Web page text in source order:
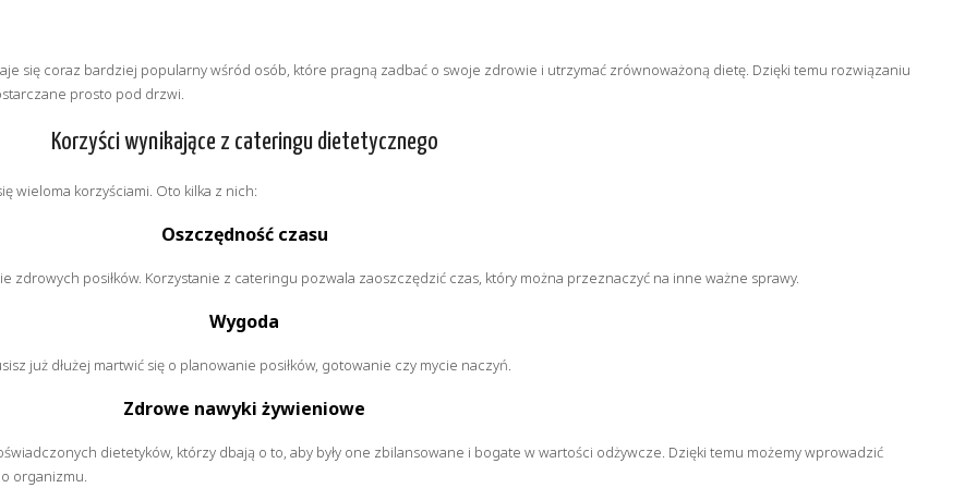
się coraz bardziej popularny wśród osób, które pragną zadbać o swoje zdrowie i utrzymać zrównoważoną dietę. Dzięki temu rozwiązaniu
prosto pod drzwi.
Korzyści wynikające z cateringu dietetycznego
wieloma korzyściami. Oto kilka z nich:
Oszczędność czasu
posiłków. Korzystanie z cateringu pozwala zaoszczędzić czas, który można przeznaczyć na inne ważne sprawy.
Wygoda
już dłużej martwić się o planowanie posiłków, gotowanie czy mycie naczyń.
Zdrowe nawyki żywieniowe
dietetyków, którzy dbają o to, aby były one zbilansowane i bogate w wartości odżywcze. Dzięki temu możemy wprowadzić
organizmu.